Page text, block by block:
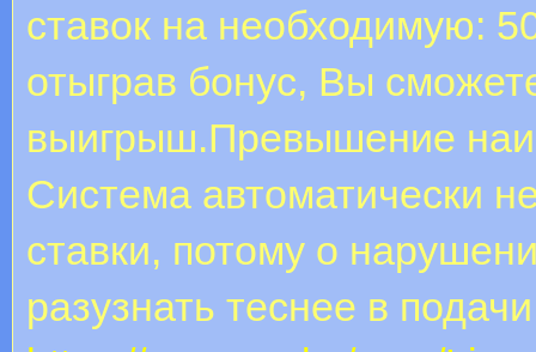
ставок на необходимую:
отыграв бонус, Вы
выигрыш.Превышение
Система автоматически
ставки, потому о
разузнать теснее в